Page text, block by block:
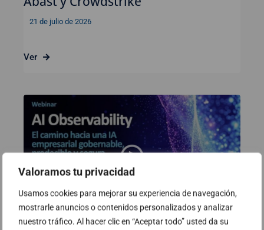
Valoramos tu privacidad
Usamos cookies para mejorar su experiencia de navegación,
mostrarle anuncios o contenidos personalizados y analizar
nuestro tráfico. Al hacer clic en “Aceptar todo” usted da su
21 de julio de 2026
Ver